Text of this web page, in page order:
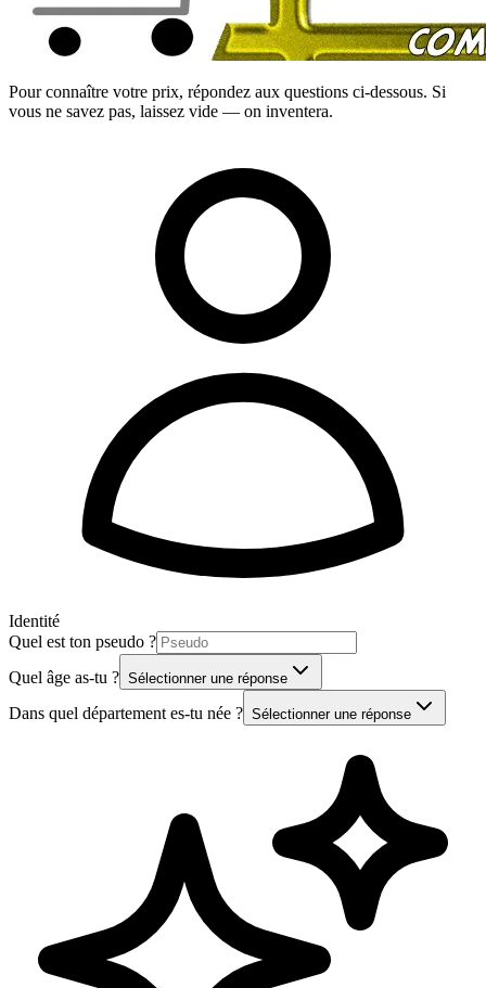
Pour connaître votre prix, répondez aux questions ci-dessous. Si
vous ne savez pas, laissez vide — on inventera.
Identité
Quel est ton pseudo ?
Quel âge as-tu ? Sélectionner une réponse
Dans quel département es-tu née ? Sélectionner une réponse